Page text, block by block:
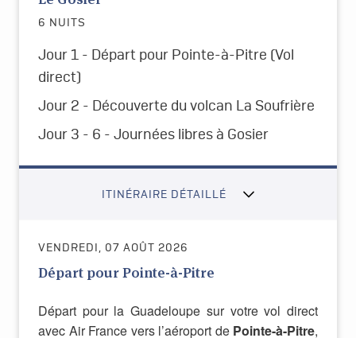
6 NUITS
Jour 1 - Départ pour Pointe-à-Pitre
(Vol
direct)
Jour 2 - Découverte du volcan La Soufrière
Jour 3 - 6 - Journées libres à Gosier
ITINÉRAIRE DÉTAILLÉ
VENDREDI, 07 AOÛT 2026
Départ pour Pointe-à-Pitre
Départ pour la Guadeloupe sur votre vol direct
avec Air France vers l’aéroport de Pointe-à-Pitre,